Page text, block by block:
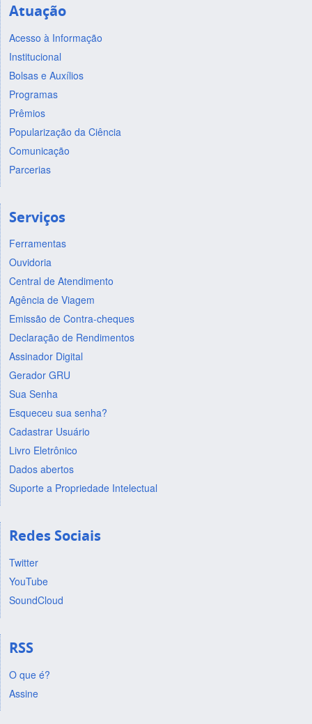
Atuação
Acesso à Informação
Institucional
Bolsas e Auxílios
Programas
Prêmios
Popularização da Ciência
Comunicação
Parcerias
Serviços
Ferramentas
Ouvidoria
Central de Atendimento
Agência de Viagem
Emissão de Contra-cheques
Declaração de Rendimentos
Assinador Digital
Gerador GRU
Sua Senha
Esqueceu sua senha?
Cadastrar Usuário
Livro Eletrônico
Dados abertos
Suporte a Propriedade Intelectual
Redes Sociais
Twitter
YouTube
SoundCloud
RSS
O que é?
Assine